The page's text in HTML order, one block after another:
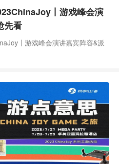
丨游戏峰会演
先看
丨游戏峰会演讲嘉宾阵容&派